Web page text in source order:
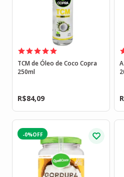
TCM de Óleo de Coco Copra
250ml
R$84,09
-0%